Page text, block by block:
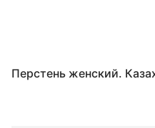
Перстень женский.